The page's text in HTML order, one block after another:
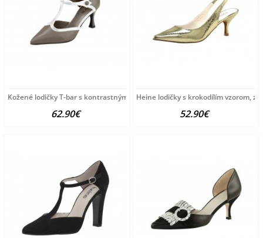
Kožené lodičky T-bar s kontrastným zdobením Heine,
62.90€
Heine lodičky s krokodílím vzorom,
52.90€